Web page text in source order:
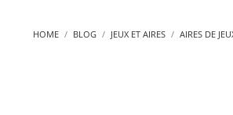
HOME BLOG JEUX ET AIRES AIRES DE